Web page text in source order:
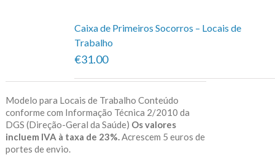
Caixa de Primeiros Socorros – Locais de
Trabalho
€31.00
Modelo para Locais de Trabalho Conteúdo
conforme com Informação Técnica 2/2010 da
DGS (Direção-Geral da Saúde) Os valores
incluem IVA à taxa de 23%. Acrescem 5 euros de
portes de envio.